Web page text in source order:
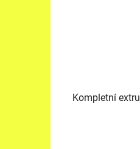
Kompletní